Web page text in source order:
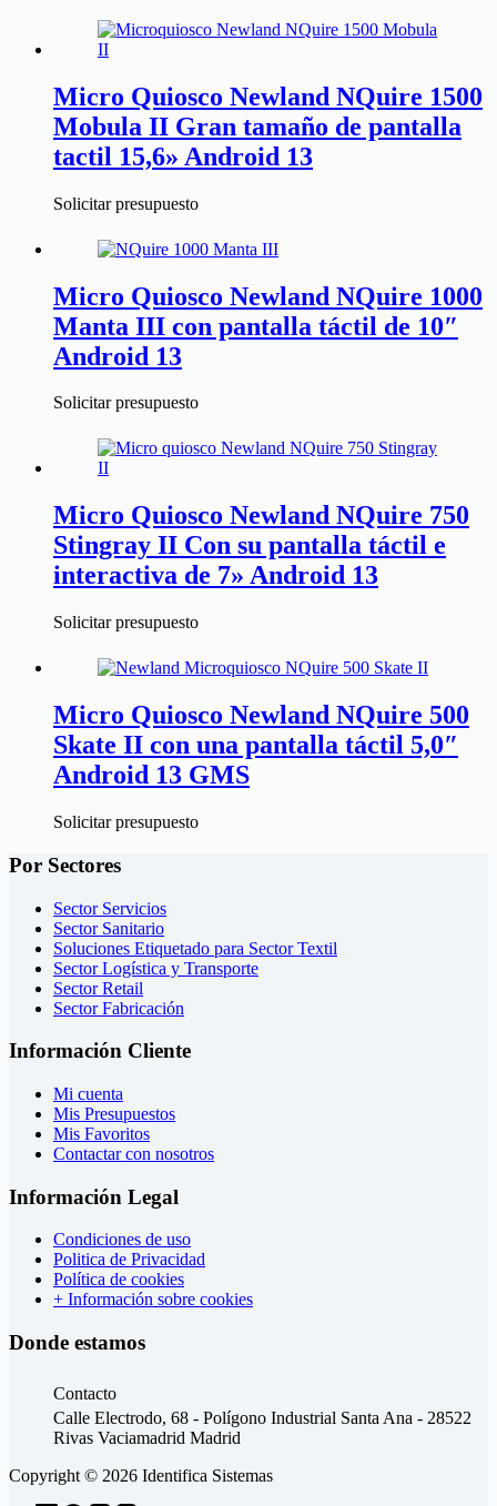
Micro Quiosco Newland NQuire 1500
Mobula II Gran tamaño de pantalla
tactil 15,6» Android 13
Solicitar presupuesto
Micro Quiosco Newland NQuire 1000
Manta III con pantalla táctil de 10″
Android 13
Solicitar presupuesto
Micro Quiosco Newland NQuire 750
Stingray II Con su pantalla táctil e
interactiva de 7» Android 13
Solicitar presupuesto
Micro Quiosco Newland NQuire 500
Skate II con una pantalla táctil 5,0″
Android 13 GMS
Solicitar presupuesto
Por Sectores
Sector Servicios
Sector Sanitario
Soluciones Etiquetado para Sector Textil
Sector Logística y Transporte
Sector Retail
Sector Fabricación
Información Cliente
Mi cuenta
Mis Presupuestos
Mis Favoritos
Contactar con nosotros
Información Legal
Condiciones de uso
Politica de Privacidad
Política de cookies
+ Información sobre cookies
Donde estamos
Contacto
Calle Electrodo, 68 - Polígono Industrial Santa Ana - 28522
Rivas Vaciamadrid Madrid
Copyright © 2026 Identifica Sistemas